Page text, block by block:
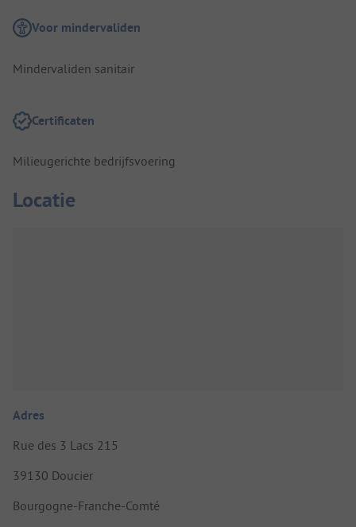
Voor mindervaliden
Mindervaliden sanitair
Certificaten
Milieugerichte bedrijfsvoering
Locatie
Adres
Rue des 3 Lacs 215
39130 Doucier
Bourgogne-Franche-Comté